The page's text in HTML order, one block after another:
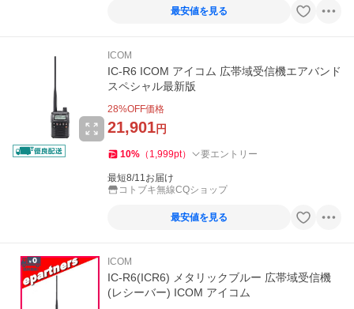
最安値を見る
ICOM
IC-R6 ICOM アイコム 広帯域受信機エアバンド
スペシャル最新版
28%OFF価格
21,901円
10% （ 1,999pt） 要エントリー
最短8/11お届け
コトブキ無線CQショップ
最安値を見る
ICOM
IC-R6(ICR6) メタリックブルー 広帯域受信機
(レシーバー) ICOM アイコム